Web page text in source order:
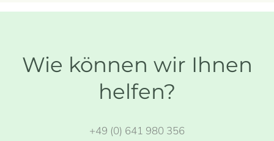
Wie können wir Ihnen
helfen?
+49 (0) 641 980 356